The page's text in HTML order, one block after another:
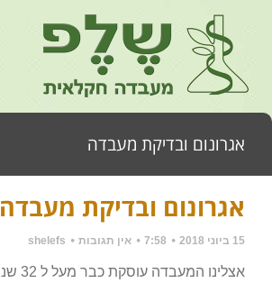
אגרונום ובדיקת מעבדה
דף הבית » כללי »
אגרונום ובדיקת מעבדה
15 ביוני 2018 7:58 אין תגובות shelefs
אצלינו המעבדה עוסקת כבר מעל ל 32 שנה